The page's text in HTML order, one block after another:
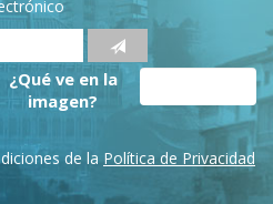
¿Qué ve en la
imagen?
de la Política de Privacidad